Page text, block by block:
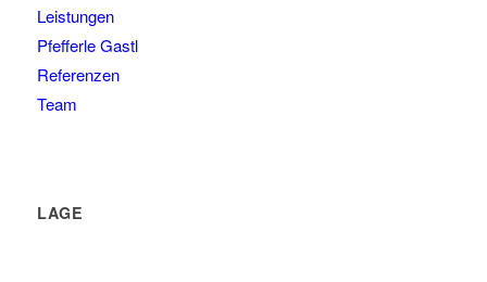
Leistungen
Pfefferle Gastl
Referenzen
Team
LAGE